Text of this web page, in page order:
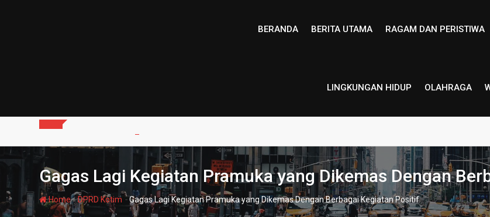
BERANDA BERITA UTAMA RAGAM DAN PERISTIWA
LINGKUNGAN HIDUP OLAHRAGA
Gagas Lagi Kegiatan Pramuka yang Dikemas Dengan
Home-DPRD Kotim -Gagas Lagi Kegiatan Pramuka yang Dikemas Dengan Berbagai Kegiatan Positif